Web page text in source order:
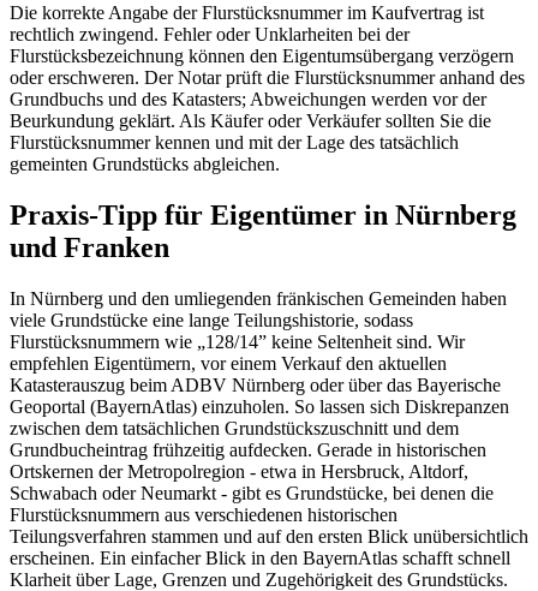
Die korrekte Angabe der Flurstücksnummer im Kaufvertrag ist
rechtlich zwingend. Fehler oder Unklarheiten bei der
Flurstücksbezeichnung können den Eigentumsübergang verzögern
oder erschweren. Der Notar prüft die Flurstücksnummer anhand des
Grundbuchs und des Katasters; Abweichungen werden vor der
Beurkundung geklärt. Als Käufer oder Verkäufer sollten Sie die
Flurstücksnummer kennen und mit der Lage des tatsächlich
gemeinten Grundstücks abgleichen.
Praxis-Tipp für Eigentümer in Nürnberg
und Franken
In Nürnberg und den umliegenden fränkischen Gemeinden haben
viele Grundstücke eine lange Teilungshistorie, sodass
Flurstücksnummern wie „128/14” keine Seltenheit sind. Wir
empfehlen Eigentümern, vor einem Verkauf den aktuellen
Katasterauszug beim ADBV Nürnberg oder über das Bayerische
Geoportal (BayernAtlas) einzuholen. So lassen sich Diskrepanzen
zwischen dem tatsächlichen Grundstückszuschnitt und dem
Grundbucheintrag frühzeitig aufdecken. Gerade in historischen
Ortskernen der Metropolregion - etwa in Hersbruck, Altdorf,
Schwabach oder Neumarkt - gibt es Grundstücke, bei denen die
Flurstücksnummern aus verschiedenen historischen
Teilungsverfahren stammen und auf den ersten Blick unübersichtlich
erscheinen. Ein einfacher Blick in den BayernAtlas schafft schnell
Klarheit über Lage, Grenzen und Zugehörigkeit des Grundstücks.